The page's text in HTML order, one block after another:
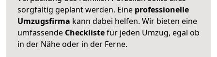
sorgfältig geplant werden. Eine professionelle
Umzugsfirma kann dabei helfen. Wir bieten eine
umfassende Checklistefür jeden Umzug, egal ob
in der Nähe oder in der Ferne.